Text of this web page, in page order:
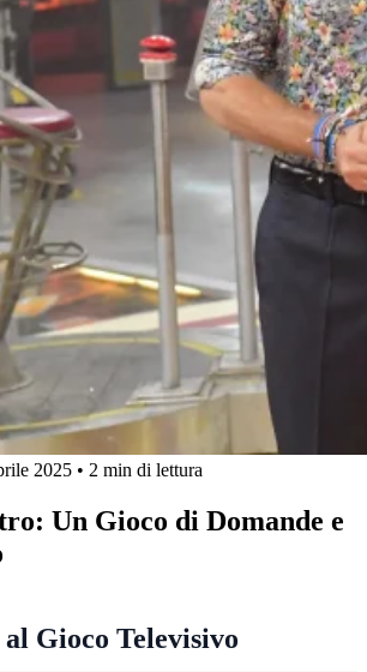
2025 • 2 min di lettura
Un Gioco di Domande e
Gioco Televisivo